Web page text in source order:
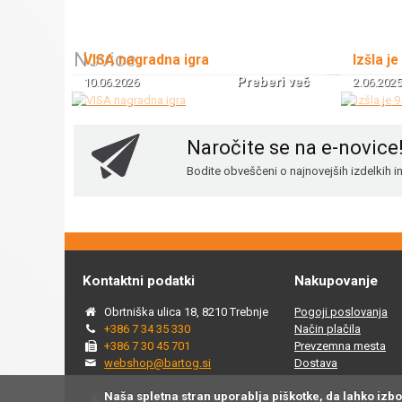
Novice
VISA nagradna igra
10.06.2026 Preberi več
Izšla
2.06.2025
Naročite se na e-novice!
Bodite obveščeni o najnovejših izdelkih
Kontaktni podatki
Obrtniška ulica 18, 8210 Trebnje
+386 7 34 35 330
+386 7 30 45 701
webshop@bartog.si
Nakupovanje
Pogoji poslovanja
Način plačila
Prevzemna mesta
Dostava
© 2015 - 2025 Spletna trgovina Bartog, v spletni trgovini
Naša spletna stran uporablja piškotke, da lahko